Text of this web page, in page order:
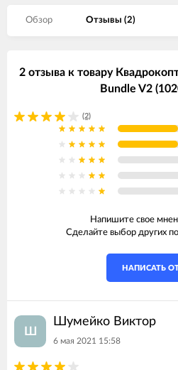
Обзор Отзывы (2)
2 отзыва к товару
Bundle V2
(2)
Напишите свое
Сделайте выбор других
НАПИСАТЬ
Ш
Шумейко Виктор
6 мая 2021 15:58